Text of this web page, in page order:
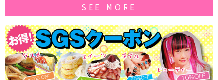
SEE MORE